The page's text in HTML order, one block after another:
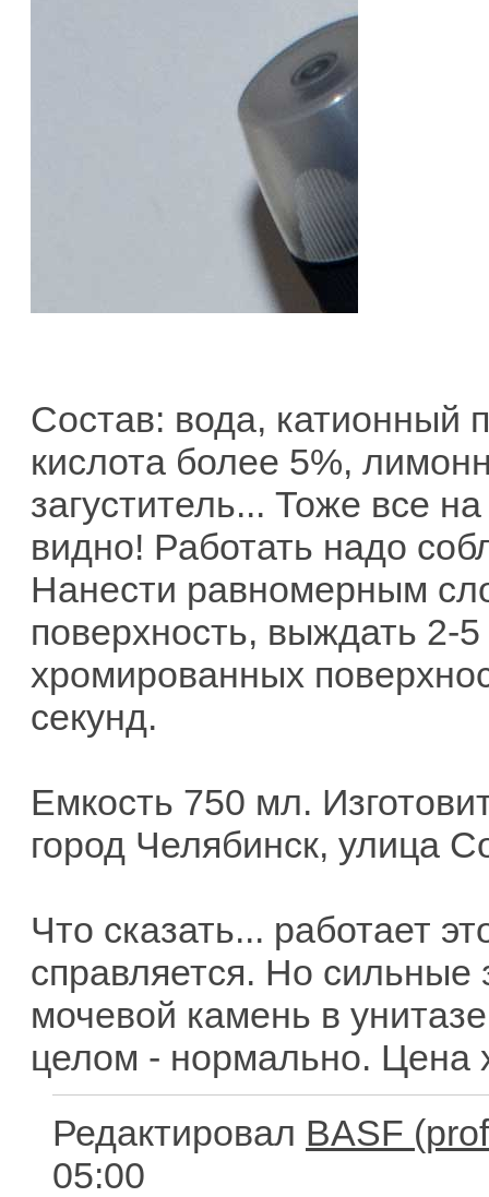
Состав: вода, катионный
кислота более 5%,
загуститель... Тоже все
видно! Работать надо
Нанести равномерным
поверхность, выждать 2-
хромированных
секунд.
Емкость 750 мл.
город Челябинск, улица
Что сказать... работает
справляется. Но сильные
мочевой камень в
целом - нормально. Цена
Редактировал BASF
05:00